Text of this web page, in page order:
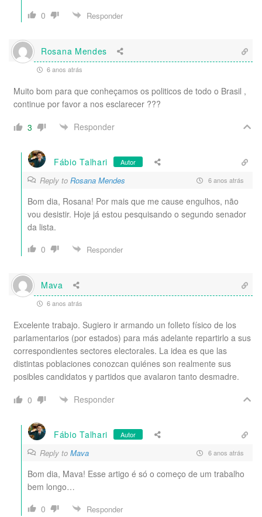
0
Responder
Rosana Mendes
6 anos atrás
Muito bom para que conheçamos os politicos de todo o Brasil ,
continue por favor a nos esclarecer ???
3
Responder
Fábio Talhari Autor
Reply to Rosana Mendes 6 anos atrás
Bom dia, Rosana! Por mais que me cause engulhos, não
vou desistir. Hoje já estou pesquisando o segundo senador
da lista.
0
Responder
Mava
6 anos atrás
Excelente trabajo. Sugiero ir armando un folleto físico de los
parlamentarios (por estados) para más adelante repartirlo a sus
correspondientes sectores electorales. La idea es que las
distintas poblaciones conozcan quiénes son realmente sus
posibles candidatos y partidos que avalaron tanto desmadre.
0
Responder
Fábio Talhari Autor
Reply to Mava 6 anos atrás
Bom dia, Mava! Esse artigo é só o começo de um trabalho
bem longo…
0
Responder